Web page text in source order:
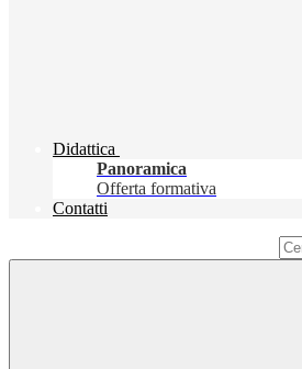
Didattica
Panoramica
Offerta formativa
Contatti